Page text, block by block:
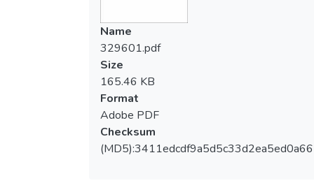
Name
329601.pdf
Size
165.46 KB
Format
Adobe PDF
Checksum